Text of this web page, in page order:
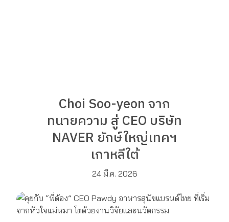
Choi Soo-yeon จาก
ทนายความ สู่ CEO บริษัท
NAVER ยักษ์ใหญ่เทคฯ
เกาหลีใต้
24 มี.ค. 2026